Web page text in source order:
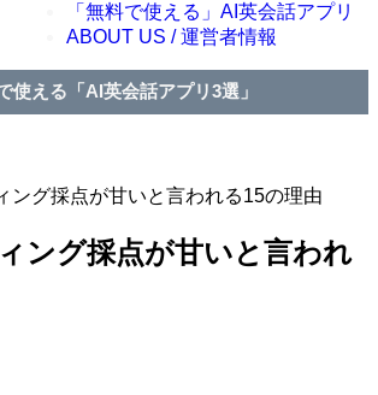
「無料で使える」AI英会話アプリ
ABOUT US / 運営者情報
使える「AI英会話アプリ3選」
ング採点が甘いと言われる15の理由
ング採点が甘いと言われ